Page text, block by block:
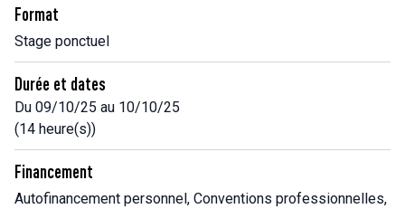
Format
Stage ponctuel
Durée et dates
Du 09/10/25 au 10/10/25
(14 heure(s))
Financement
Autofinancement personnel, Conventions professionnelles,